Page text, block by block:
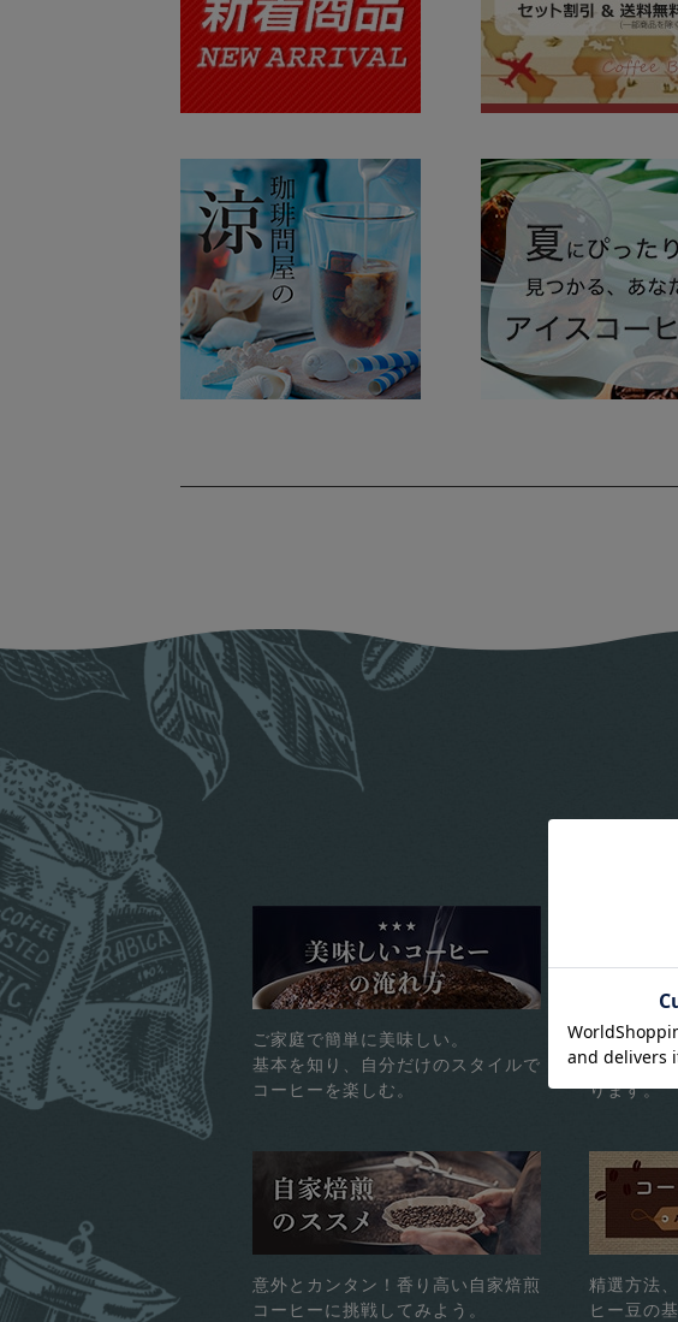
ご家庭で簡単に美味しい。
基本を知り、自分だけのスタイルで
コーヒーを楽しむ。
コーヒー
美味しく
ります。
意外とカンタン！香り高い自家焙煎
コーヒーに挑戦してみよう。
精選方法
ヒー豆の